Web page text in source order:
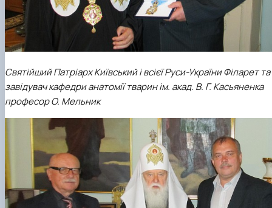
Святійший Патріарх Київський і всієї Руси-України Філарет та
завідувач кафедри анатомії тварин ім. акад. В. Г. Касьяненка
професор О. Мельник